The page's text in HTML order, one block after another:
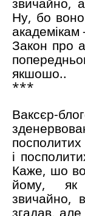
Ну, бо
академікам
Закон про
якшошо..
***
Ваксєр-
і
Каже, шо
йому, як
звичайно,
згадав,